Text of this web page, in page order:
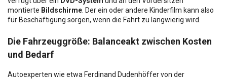
montierte Bildschirme . Der ein oder andere Kinderfilm kann also
für Beschäftigung sorgen, wenn die Fahrt zu langwierig wird.
Die Fahrzeuggröße: Balanceakt zwischen Kosten
und Bedarf
Autoexperten wie etwa Ferdinand Dudenhöffer von der